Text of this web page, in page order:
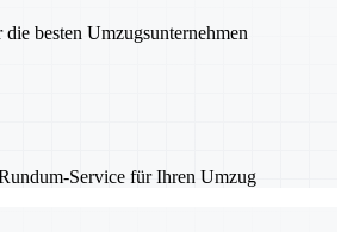
besten Umzugsunternehmen
Service für Ihren Umzug